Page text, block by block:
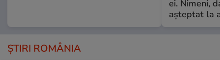
ei. Nimeni,
așteptat la
ȘTIRI ROMÂNIA